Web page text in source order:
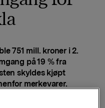
751 mill. kroner i 2.
på 19 % fra
skyldes kjøpt
merkevarer.